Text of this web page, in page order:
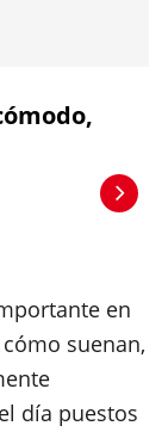
en
suenan,
día puestos